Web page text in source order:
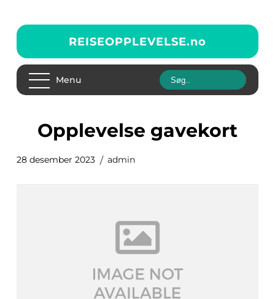
REISEOPPLEVELSE.no
Menu
opplevelse gavekort
28 desember 2023 admin